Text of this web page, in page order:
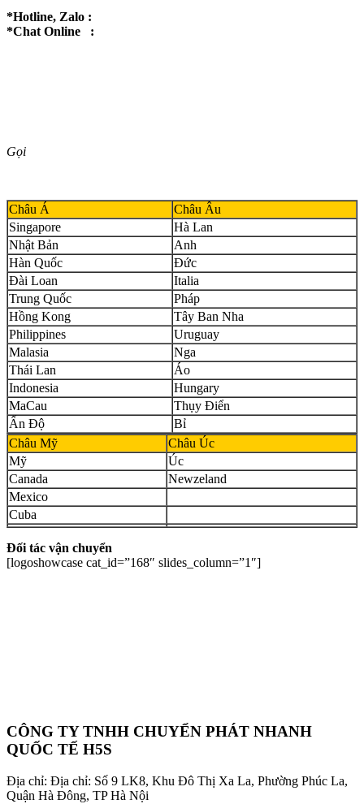
*Hotline, Zalo :
*Chat Online :
Gọi
Châu Á
Châu Âu
Singapore
Hà Lan
Nhật Bản
Anh
Hàn Quốc
Đức
Đài Loan
Italia
Trung Quốc
Pháp
Hồng Kong
Tây Ban Nha
Philippines
Uruguay
Malasia
Nga
Thái Lan
Áo
Indonesia
Hungary
MaCau
Thụy Điển
Ấn Độ
Bỉ
Châu Mỹ
Châu Úc
Mỹ
Úc
Canada
Newzeland
Mexico
Cuba
Đối tác vận chuyển
[logoshowcase cat_id=”168″ slides_column=”1″]
CÔNG TY TNHH CHUYỂN PHÁT NHANH
QUỐC TẾ H5S
Địa chỉ: Địa chỉ: Số 9 LK8, Khu Đô Thị Xa La, Phường Phúc La,
Quận Hà Đông, TP Hà Nội